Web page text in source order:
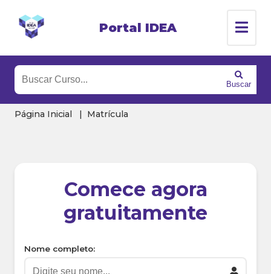
Portal IDEA
Buscar
Página Inicial Matrícula
Comece agora
gratuitamente
Nome completo: